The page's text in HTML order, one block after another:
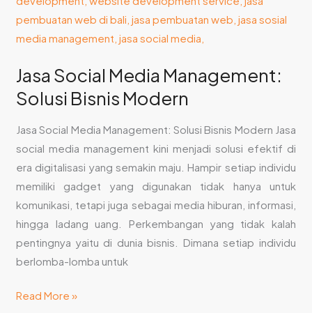
Jasa Social Media Management:
Solusi Bisnis Modern
Jasa Social Media Management: Solusi Bisnis Modern Jasa
social media management kini menjadi solusi efektif di
era digitalisasi yang semakin maju. Hampir setiap individu
memiliki gadget yang digunakan tidak hanya untuk
komunikasi, tetapi juga sebagai media hiburan, informasi,
hingga ladang uang. Perkembangan yang tidak kalah
pentingnya yaitu di dunia bisnis. Dimana setiap individu
berlomba-lomba untuk
Read More »